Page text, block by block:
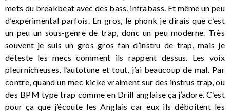
mets du breakbeat avec des bass, infrabass. Et même un peu
d’expérimental parfois. En gros, le phonk je dirais que c’est
un peu un sous-genre de trap, donc un peu moderne. Très
souvent je suis un gros gros fan d’instru de trap, mais je
déteste les mecs comment ils rappent dessus. Les voix
pleurnicheuses, l’autotune et tout, j’ai beaucoup de mal. Par
contre, quand un mec kicke vraiment sur des instrus trap, ou
des BPM type trap comme en Drill anglaise ça j’adore. C’est
pour ça que j’écoute les Anglais car eux ils déboîtent les